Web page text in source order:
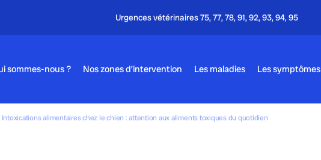
sommes-nous ? Nos zones d’intervention Les maladies Les symptômes
Intoxications alimentaires chez le chien : attention aux aliments toxiques du quotidien